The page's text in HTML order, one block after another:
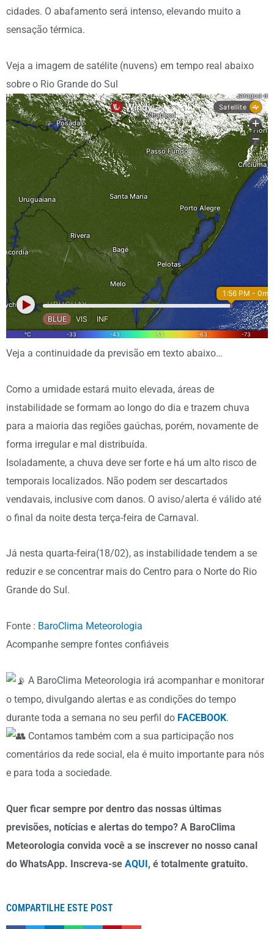
cidades. O abafamento será intenso, elevando muito a
sensação térmica.
Veja a imagem de satélite (nuvens) em tempo real abaixo
sobre o Rio Grande do Sul
Veja a continuidade da previsão em texto abaixo…
Como a umidade estará muito elevada, áreas de
instabilidade se formam ao longo do dia e trazem chuva
para a maioria das regiões gaúchas, porém, novamente de
forma irregular e mal distribuída.
Isoladamente, a chuva deve ser forte e há um alto risco de
temporais localizados. Não podem ser descartados
vendavais, inclusive com danos. O aviso/alerta é válido até
o final da noite desta terça-feira de Carnaval.
Já nesta quarta-feira(18/02), as instabilidade tendem a se
reduzir e se concentrar mais do Centro para o Norte do Rio
Grande do Sul.
Fonte : BaroClima Meteorologia
Acompanhe sempre fontes confiáveis
A BaroClima Meteorologia irá acompanhar e monitorar
o tempo, divulgando alertas e as condições do tempo
durante toda a semana no seu perfil do FACEBOOK.
Contamos também com a sua participação nos
comentários da rede social, ela é muito importante para nós
e para toda a sociedade.
Quer ficar sempre por dentro das nossas últimas
previsões, notícias e alertas do tempo? A BaroClima
Meteorologia convida você a se inscrever no nosso canal
do WhatsApp. Inscreva-se AQUI, é totalmente gratuito.
COMPARTILHE ESTE POST